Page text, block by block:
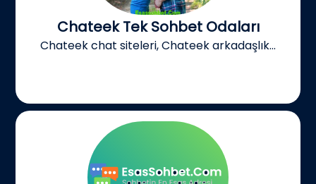
Chateek Tek Sohbet Odaları
Chateek chat siteleri, Chateek arkadaşlık...